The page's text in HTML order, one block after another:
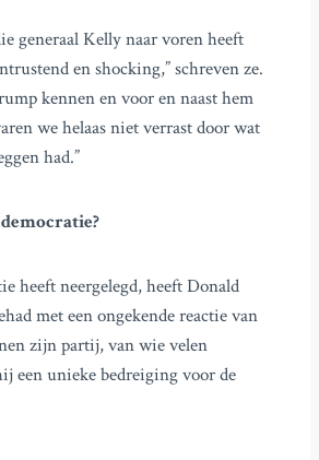
generaal Kelly naar voren heeft
en shocking,” schreven ze.
kennen en voor en naast hem
we helaas niet verrast door wat
had.”
heeft neergelegd, heeft Donald
met een ongekende reactie van
zijn partij, van wie velen
een unieke bedreiging voor de